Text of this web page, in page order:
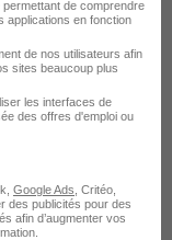
des
permettant de comprendre
applications en fonction
de nos utilisateurs afin
sites beaucoup plus
les interfaces de
des offres d'emploi ou
Google Ads , Critéo,
des publicités pour des
afin d’augmenter vos